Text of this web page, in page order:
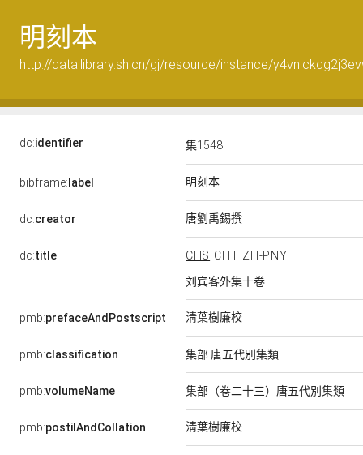
明刻本
http://data.library.sh.cn/gj/resource/instance/
dc:identifier 集1548
bibframe:label 明刻本
dc:creator 唐劉禹錫撰
dc:title CHS CHT ZH-PNY
刘宾客外集十卷
pmb:prefaceAndPostscript 淸葉樹廉校
pmb:classification 集部 唐五代別集類
pmb:volumeName 集部（卷二十三）唐五代別集類
pmb:postilAndCollation 淸葉樹廉校